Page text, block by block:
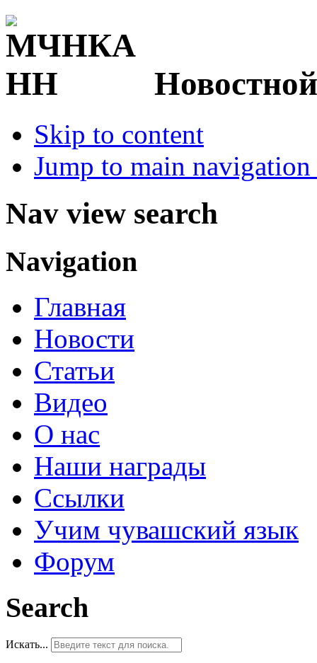
Skip to content
Jump to main
Nav view search
Navigation
Главная
Новости
Статьи
Видео
О нас
Наши награды
Ссылки
Учим чувашский язык
Форум
Search
Искать...